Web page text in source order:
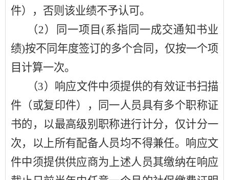
件），否则该业绩不予认可。
（2）同一项目(系指同一成交通知书业
绩)按不同年度签订的多个合同，仅按一个项
目计算一次。
（3）响应文件中须提供的有效证书扫描
件（或复印件），同一人员具有多个职称证
书的，以最高级别职称进行计分，仅计分一
次，以上所有配备人员均不得兼任。响应文
件中须提供供应商为上述人员其缴纳在响应